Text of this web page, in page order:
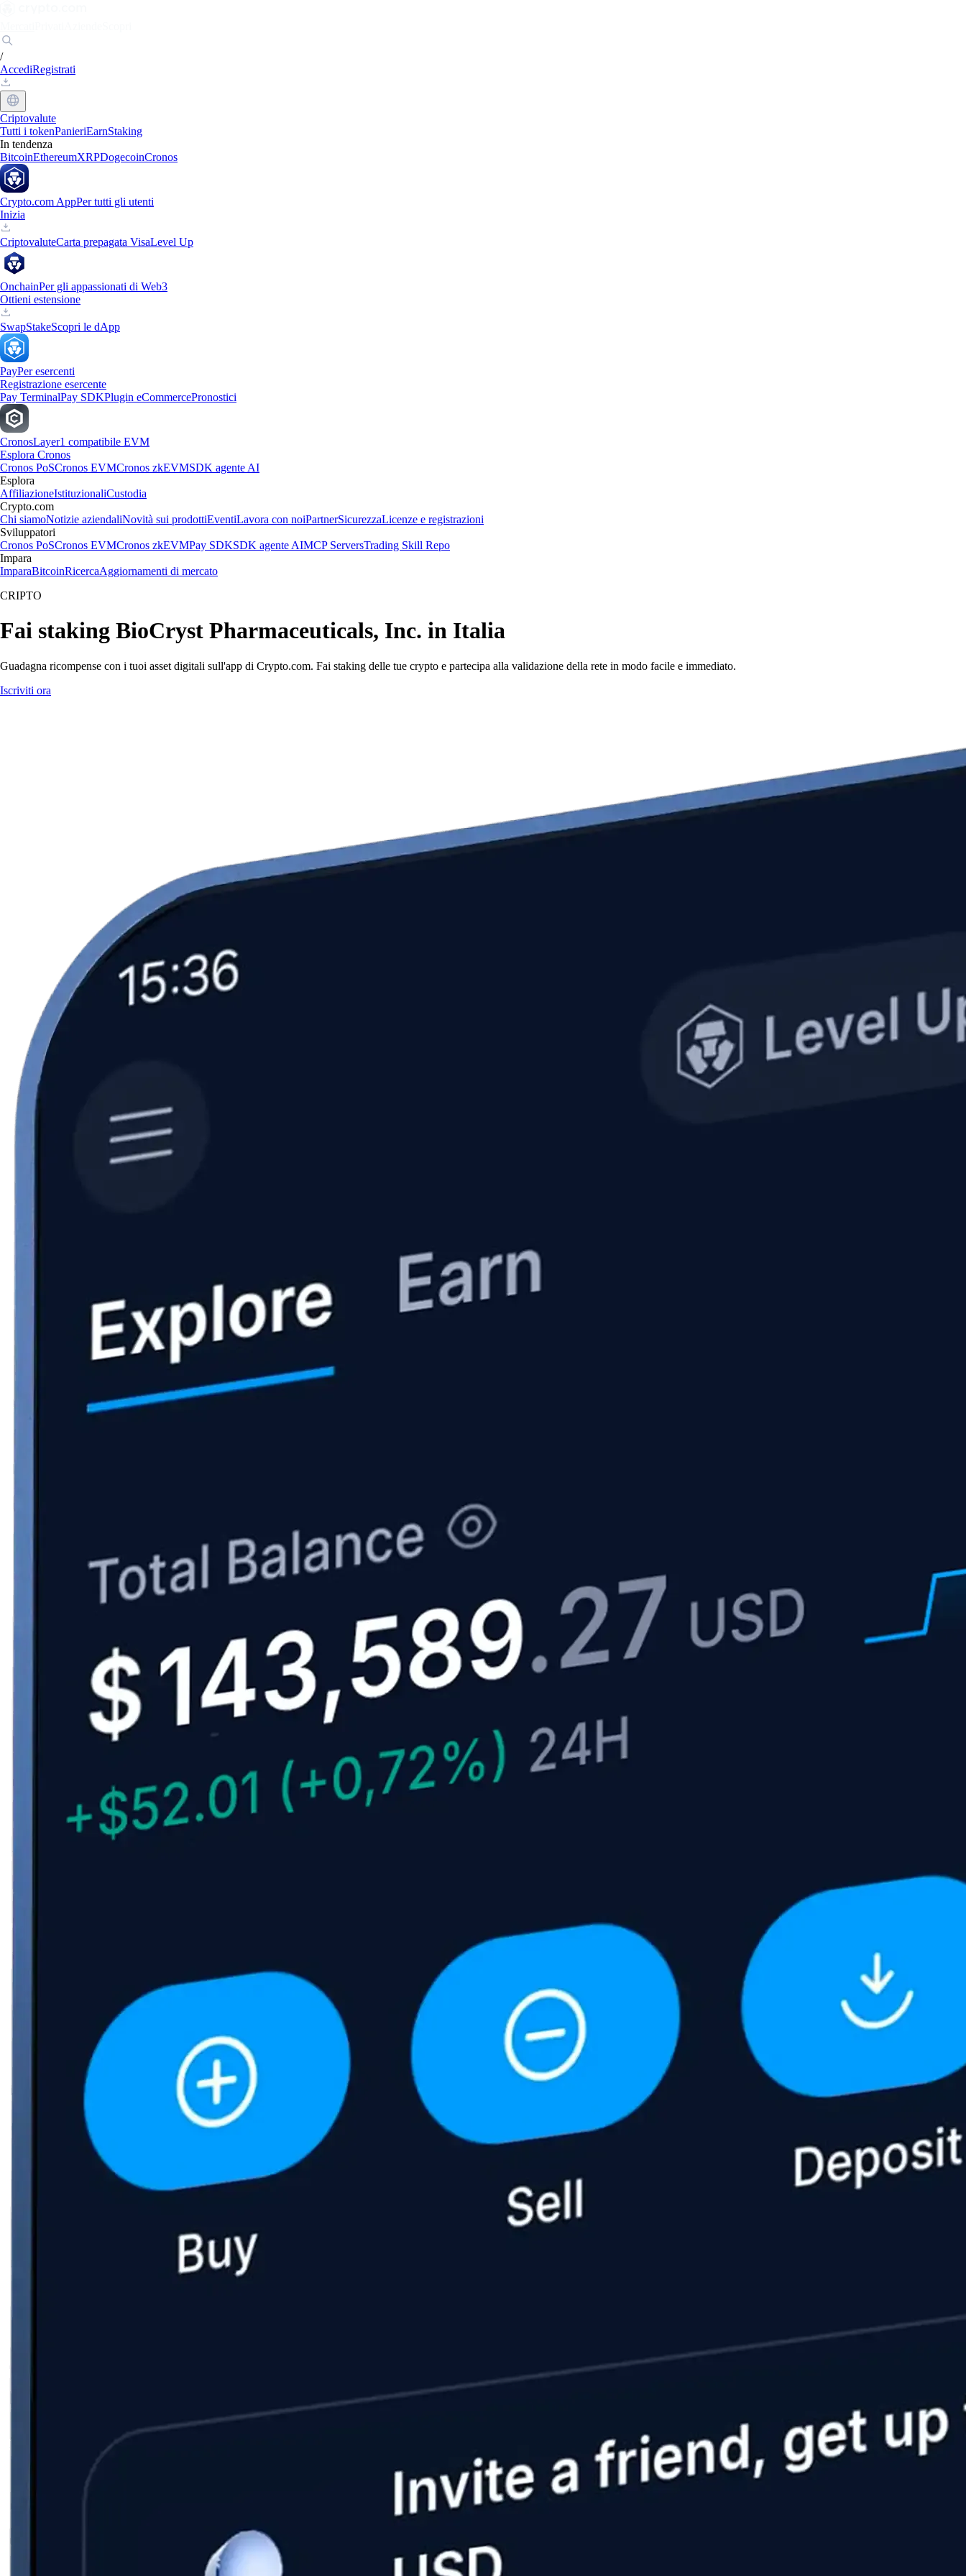
/
AccediRegistrati
Criptovalute
Tutti i tokenPanieriEarnStaking
In tendenza
BitcoinEthereumXRPDogecoinCronos
Crypto.com AppPer tutti gli utenti
Inizia
CriptovaluteCarta prepagata VisaLevel Up
OnchainPer gli appassionati di Web3
Ottieni estensione
SwapStakeScopri le dApp
PayPer esercenti
Registrazione esercente
Pay TerminalPay SDKPlugin eCommercePronostici
CronosLayer1 compatibile EVM
Esplora Cronos
Cronos PoSCronos EVMCronos zkEVMSDK agente AI
Esplora
AffiliazioneIstituzionaliCustodia
Crypto.com
Chi siamoNotizie aziendaliNovità sui prodottiEventiLavora con noiPartnerSicurezzaLicenze e registrazioni
Sviluppatori
Cronos PoSCronos EVMCronos zkEVMPay SDKSDK agente AIMCP ServersTrading Skill Repo
Impara
ImparaBitcoinRicercaAggiornamenti di mercato
CRIPTO
Fai staking BioCryst Pharmaceuticals, Inc. in Italia
Guadagna ricompense con i tuoi asset digitali sull'app di Crypto.com. Fai staking delle tue crypto e partecipa alla validazione della rete in modo facile e immediato.
Iscriviti ora